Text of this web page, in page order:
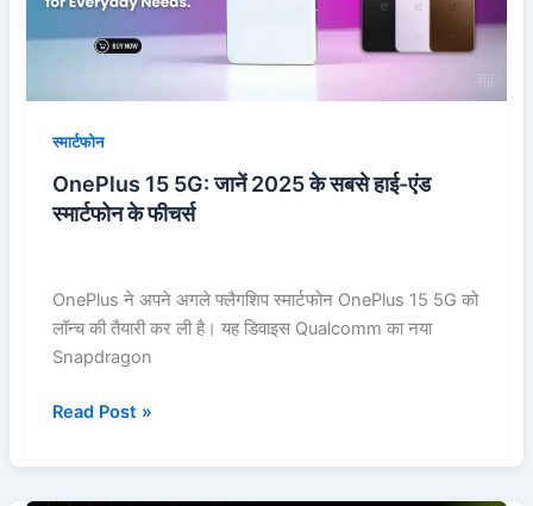
स्मार्टफोन
OnePlus 15 5G: जानें 2025 के सबसे हाई-एंड
स्मार्टफोन के फीचर्स
OnePlus ने अपने अगले फ्लैगशिप स्मार्टफोन OnePlus 15 5G को
लॉन्च की तैयारी कर ली है। यह डिवाइस Qualcomm का नया
Snapdragon
सबसे
हाई-
स्मार्टफोन
Read Post »